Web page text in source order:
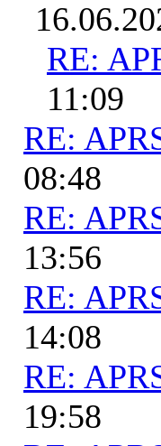
RE:
11:09
RE:
08:48
RE:
13:56
RE:
14:08
RE:
19:58